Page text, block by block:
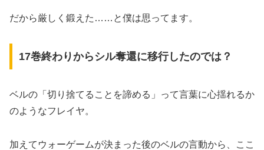
だから厳しく鍛えた……と僕は思ってます。
17巻終わりからシル奪還に移行したのでは？
ベルの「切り捨てることを諦める」って言葉に心揺れるか
のようなフレイヤ。
加えてウォーゲームが決まった後のベルの言動から、ここ